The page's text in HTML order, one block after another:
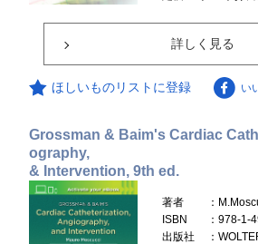
詳しく見る
ほしいものリストに登録 い
Grossman & Baim's Cardiac
ography,
& Intervention, 9th ed.
著者
：
ISBN
：978-1-
出版社
：